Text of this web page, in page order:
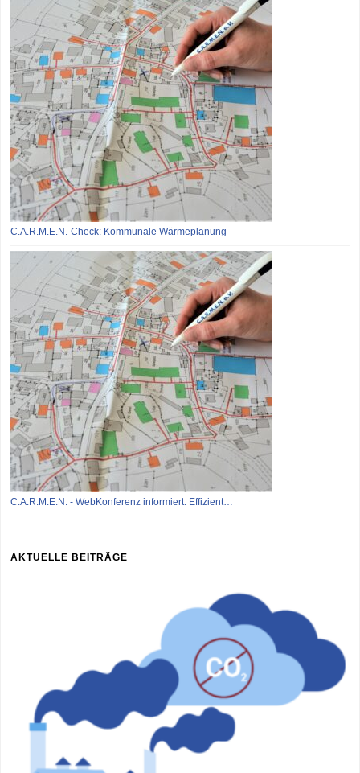
C.A.R.M.E.N.-Check: Kommunale Wärmeplanung
C.A.R.M.E.N. - WebKonferenz informiert: Effizient…
AKTUELLE BEITRÄGE